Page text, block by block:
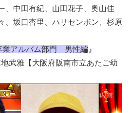
、中田有紀、山田花子、奥山佳
、坂口杏里、ハリセンボン、杉原
業アルバム部門 男性編 』
武雅【大阪府阪南市立あたご幼